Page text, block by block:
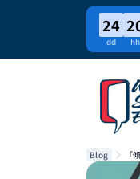
24
dd hh
Blog 「